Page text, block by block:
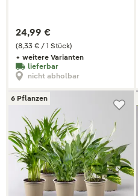
(8,33 € / 1 Stück)
24,99 €
+ weitere Varianten
lieferbar
nicht abholbar
6 Pflanzen